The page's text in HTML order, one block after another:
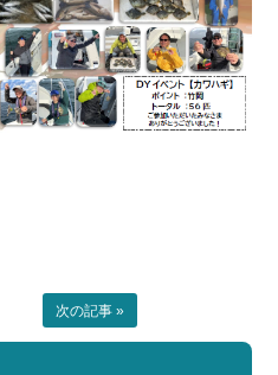
次の記事 »